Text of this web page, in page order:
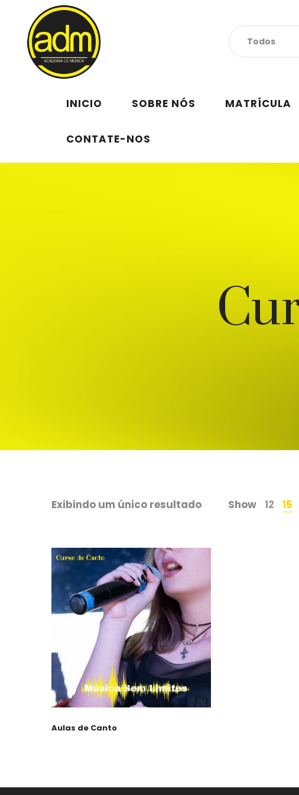
INICIO SOBRE NÓS MATRÍCULA
CONTATE-NOS
Exibindo um único resultado Show 12 15
Aulas de Canto